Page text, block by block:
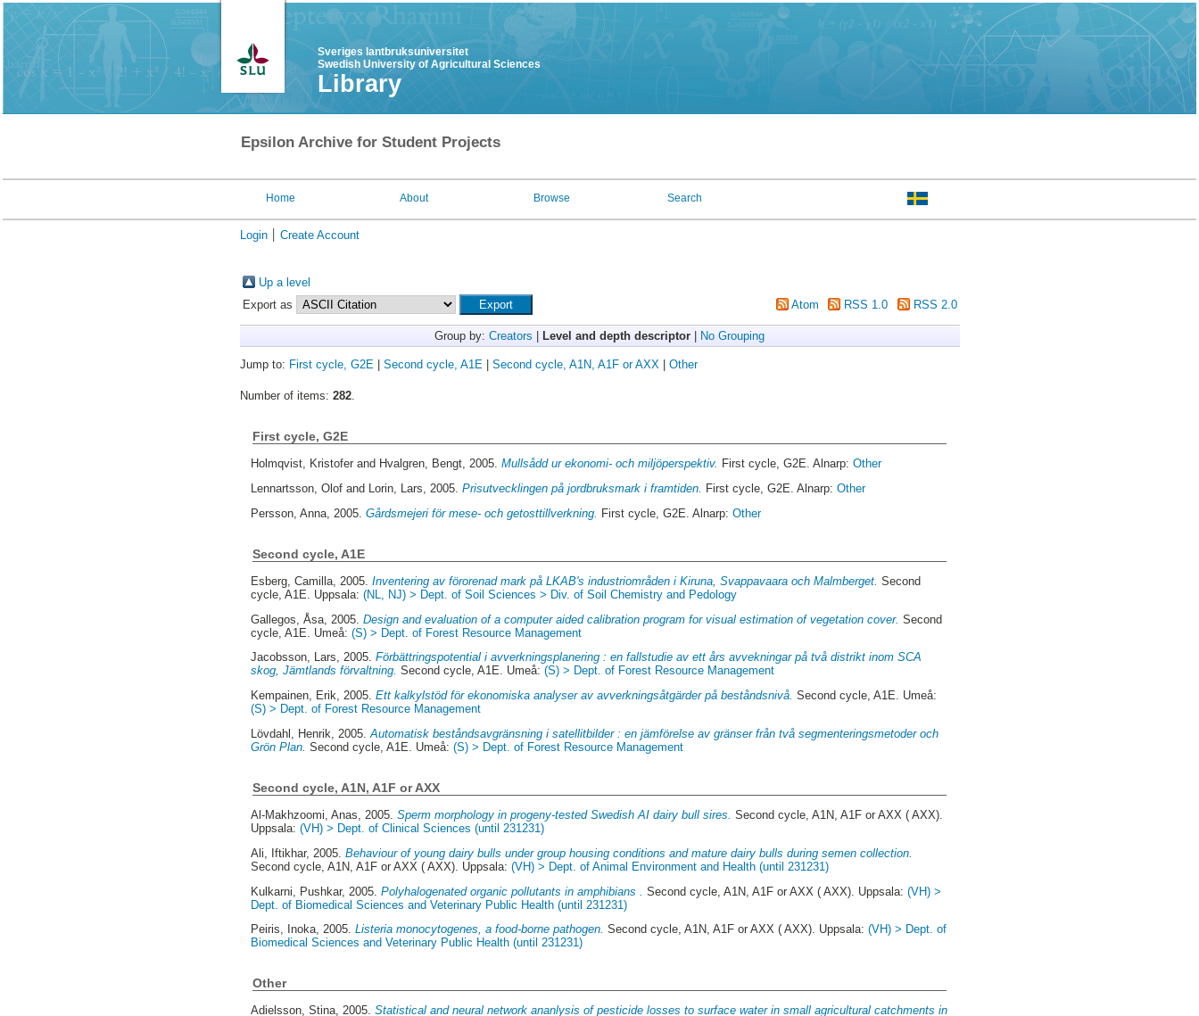
Sveriges lantbruksuniversitet
Swedish University of Agricultural Sciences
Library
Epsilon Archive for Student Projects
Home About Browse Search
Login Create Account
Up a level
Export as
Atom RSS 1.0 RSS 2.0
Group by: Creators Level and depth descriptor No Grouping
Jump to: First cycle, G2E| Second cycle, A1E| Second cycle, A1N, A1F or AXX| Other
Number of items: 282.
First cycle, G2E
Holmqvist, Kristofer and Hvalgren, Bengt, 2005.Mullsådd ur ekonomi- och miljöperspektiv. First cycle, G2E. Alnarp:Other
Lennartsson, Olof and Lorin, Lars , 2005.Prisutvecklingen på jordbruksmark i framtiden. First cycle, G2E. Alnarp:Other
Persson, Anna , 2005.Gårdsmejeri för mese- och getosttillverkning. First cycle, G2E. Alnarp:Other
Second cycle, A1E
Esberg, Camilla , 2005.Inventering av förorenad mark på LKAB's industriområden i Kiruna, Svappavaara och Malmberget. Second
cycle, A1E. Uppsala:(NL, NJ) > Dept. of Soil Sciences > Div. of Soil Chemistry and Pedology
Gallegos, Åsa , 2005.Design and evaluation of a computer aided calibration program for visual estimation of vegetation cover. Second
cycle, A1E. Umeå:(S) > Dept. of Forest Resource Management
Jacobsson, Lars, 2005.Förbättringspotential i avverkningsplanering : en fallstudie av ett års avvekningar på två distrikt inom SCA
skog, Jämtlands förvaltning. Second cycle, A1E. Umeå:(S) > Dept. of Forest Resource Management
Kempainen, Erik, 2005.Ett kalkylstöd för ekonomiska analyser av avverkningsåtgärder på beståndsnivå. Second cycle, A1E. Umeå:
(S) > Dept. of Forest Resource Management
Lövdahl, Henrik , 2005.Automatisk beståndsavgränsning i satellitbilder : en jämförelse av gränser från två segmenteringsmetoder och
Grön Plan. Second cycle, A1E. Umeå:(S) > Dept. of Forest Resource Management
Second cycle, A1N, A1F or AXX
Al-Makhzoomi, Anas, 2005.Sperm morphology in progeny-tested Swedish AI dairy bull sires. Second cycle, A1N, A1F or AXX ( AXX).
Uppsala:(VH) > Dept. of Clinical Sciences (until 231231)
Ali, Iftikhar, 2005.Behaviour of young dairy bulls under group housing conditions and mature dairy bulls during semen collection.
Second cycle, A1N, A1F or AXX ( AXX). Uppsala:(VH) > Dept. of Animal Environment and Health (until 231231)
Kulkarni, Pushkar, 2005.Polyhalogenated organic pollutants in amphibians . Second cycle, A1N, A1F or AXX ( AXX). Uppsala:(VH) >
Dept. of Biomedical Sciences and Veterinary Public Health (until 231231)
Peiris, Inoka, 2005.Listeria monocytogenes, a food-borne pathogen. Second cycle, A1N, A1F or AXX ( AXX). Uppsala:(VH) > Dept. of
Biomedical Sciences and Veterinary Public Health (until 231231)
Other
Adielsson, Stina, 2005.Statistical and neural network ananlysis of pesticide losses to surface water in small agricultural catchments in